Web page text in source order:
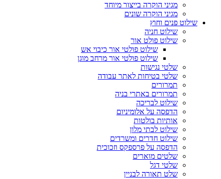
מגיני הוקרה בייצור מיוחד
מגיני הוקרה שונים
שילוט פנים וחוץ
שילוט חניה
שילוט פולט אור
שילוט פולטי אור כיבוי אש
שילוט פולטי אור מרחב מוגן
שלטי נגישות
שלטי בטיחות לאתר עבודה
תמרורים
תמרורים באתרי בניה
שילוט לבריכה
הדפסה על אלומיניום
אותיות בולטות
שילוט לבתי מלון
שילוט חדרים ומשרדים
הדפסה על פרספקס וזכוכית
שלטים מוארים
שלטי דגל
שלט תאורה לבניין